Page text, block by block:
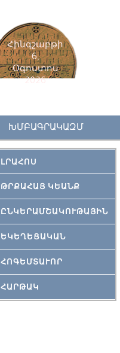
Հինգշաբթի
6,
Օգոստոս
2026
ԽՄԲԱԳՐԱԿԱԶՄ
ԼՐԱՀՈՍ
ԹՐՔԱՀԱՅ ԿԵԱՆՔ
ԸՆԿԵՐԱՄՇԱԿՈՒԹԱՅԻՆ
ԵԿԵՂԵՑԱԿԱՆ
ՀՈԳԵՄՏԱՒՈՐ
ՀԱՐԹԱԿ